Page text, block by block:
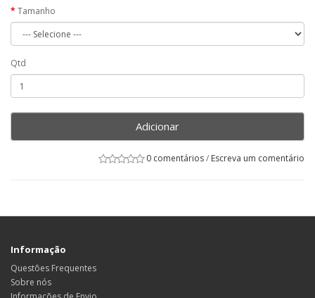
Tamanho
Qtd
Adicionar
0 comentários/ Escreva um comentário
Informação
Questões Frequentes
Sobre nós